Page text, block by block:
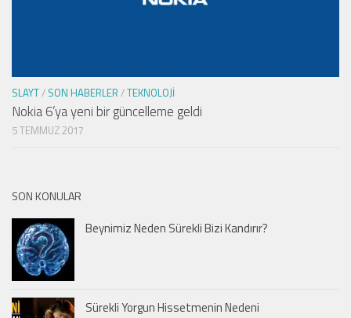
SLAYT/ SON HABERLER /TEKNOLOJI
Nokia 6’ya yeni bir güncelleme geldi
5 TEMMUZ 2017
SON KONULAR
Beynimiz Neden Sürekli Bizi Kandırır?
Sürekli Yorgun Hissetmenin Nedeni